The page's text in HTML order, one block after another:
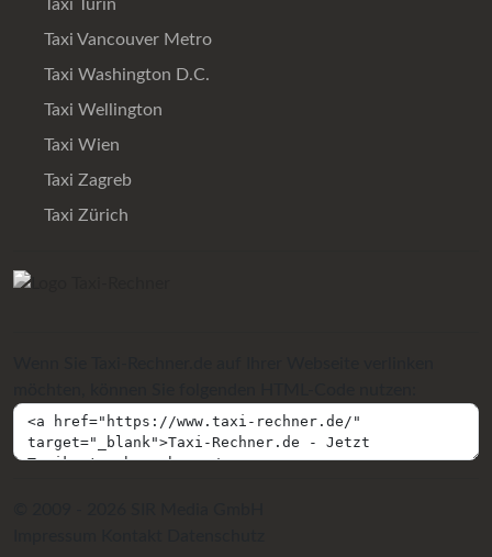
Taxi Turin
Taxi Vancouver Metro
Taxi Washington D.C.
Taxi Wellington
Taxi Wien
Taxi Zagreb
Taxi Zürich